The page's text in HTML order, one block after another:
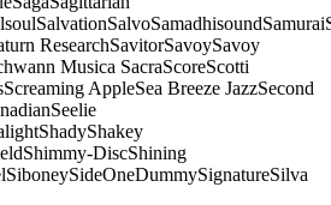
SalvationSalvoSamadhisoundSamurai
ResearchSavitorSavoySavoy
Musica SacraScoreScotti
Screaming AppleSea Breeze JazzSecond
Seelie
ShadyShakey
Shimmy-DiscShining
SiboneySideOneDummySignatureSilva